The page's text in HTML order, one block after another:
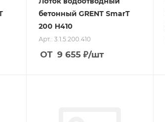
бетонный GRENT SmarT
200 H410
Арт.: 3.1.5.200.410
ОТ 9 655 ₽/шт